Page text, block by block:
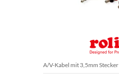
A/V-Kabel mit 3,5mm Stecker